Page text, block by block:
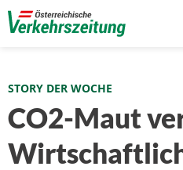
STORY DER WOCHE
CO2-Maut